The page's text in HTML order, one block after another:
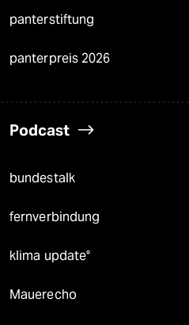
panterstiftung
panterpreis 2026
Podcast
bundestalk
fernverbindung
klima update°
Mauerecho